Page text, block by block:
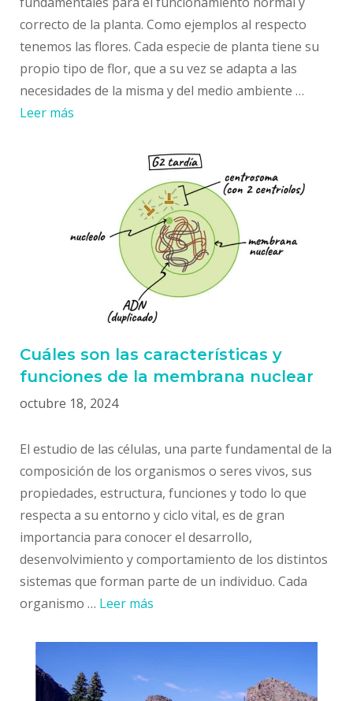
correcto de la planta. Como ejemplos al respecto
tenemos las flores. Cada especie de planta tiene su
propio tipo de flor, que a su vez se adapta a las
necesidades de la misma y del medio ambiente …
Leer más
Cuáles son las características y
funciones de la membrana nuclear
octubre 18, 2024
El estudio de las células, una parte fundamental de la
composición de los organismos o seres vivos, sus
propiedades, estructura, funciones y todo lo que
respecta a su entorno y ciclo vital, es de gran
importancia para conocer el desarrollo,
desenvolvimiento y comportamiento de los distintos
sistemas que forman parte de un individuo. Cada
organismo … Leer más